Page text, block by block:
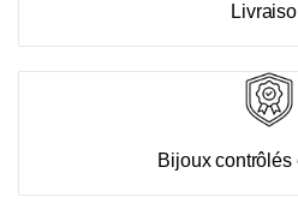
Bijoux contrôlés